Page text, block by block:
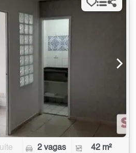
2 vagas 42 m²